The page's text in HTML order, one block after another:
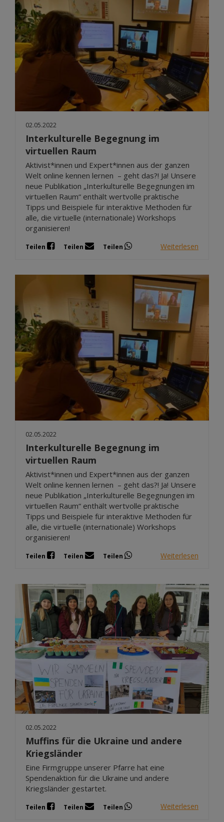
Mai 2026
Apr 2026
Mär 2026
Feb 2026
Jan 2026
Dez 2025
Nov 2025
Okt 2025
Sep 2025
02.05.2022
Interkulturelle Begegnung im
virtuellen Raum
Aktivist*innen und Expert*innen aus der ganzen
Welt online kennen lernen – geht das?! Ja! Unsere
neue Publikation „Interkulturelle Begegnungen im
virtuellen Raum“ enthält wertvolle praktische
Tipps und Beispiele für interaktive Methoden für
alle, die virtuelle (internationale) Workshops
organisieren!
Teilen Teilen Teilen Weiterlesen
02.05.2022
Interkulturelle Begegnung im
virtuellen Raum
Aktivist*innen und Expert*innen aus der ganzen
Welt online kennen lernen – geht das?! Ja! Unsere
neue Publikation „Interkulturelle Begegnungen im
virtuellen Raum“ enthält wertvolle praktische
Tipps und Beispiele für interaktive Methoden für
alle, die virtuelle (internationale) Workshops
organisieren!
Teilen Teilen Teilen Weiterlesen
02.05.2022
Muffins für die Ukraine und andere
Kriegsländer
Eine Firmgruppe unserer Pfarre hat eine
Spendenaktion für die Ukraine und andere
Kriegsländer gestartet.
Teilen Teilen Teilen Weiterlesen